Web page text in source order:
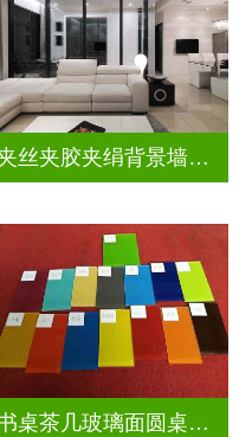
夹丝夹胶夹绢背景墙玻璃
书桌茶几玻璃面圆桌面钢化烤漆彩色玻璃